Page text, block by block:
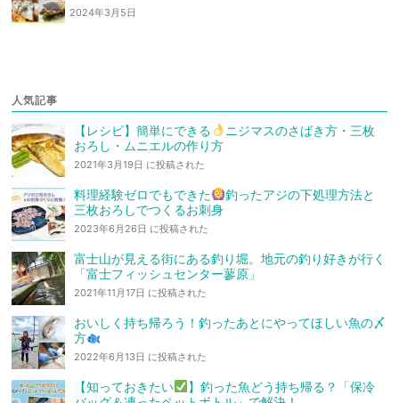
2024年3月5日
人気記事
【レシピ】簡単にできる
ニジマスのさばき方・三枚
おろし・ムニエルの作り方
2021年3月19日 に投稿された
料理経験ゼロでもできた
釣ったアジの下処理方法と
三枚おろしでつくるお刺身
2023年6月26日 に投稿された
富士山が見える街にある釣り堀。地元の釣り好きが行く
「富士フィッシュセンター蓼原」
2021年11月17日 に投稿された
おいしく持ち帰ろう！釣ったあとにやってほしい魚の〆
方
2022年6月13日 に投稿された
【知っておきたい
】釣った魚どう持ち帰る？「保冷